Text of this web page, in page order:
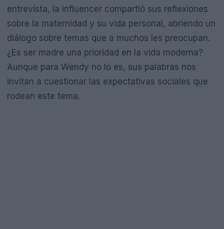
entrevista, la influencer compartió sus reflexiones
sobre la maternidad y su vida personal, abriendo un
diálogo sobre temas que a muchos les preocupan.
¿Es ser madre una prioridad en la vida moderna?
Aunque para Wendy no lo es, sus palabras nos
invitan a cuestionar las expectativas sociales que
rodean este tema.